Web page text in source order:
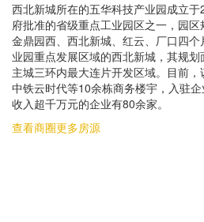
西北新城所在的五华科技产业园成立
府批准的省级重点工业园区之一，园
金鼎园西、西北新城、红云、厂口四
业园重点发展区域的西北新城，其规
主城三环内最大连片开发区域。目前，
中铁云时代等10余栋商务楼宇，入驻
收入超千万元的企业有80余家。
查看商圈更多房源